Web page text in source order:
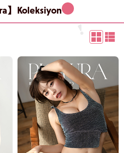
】Koleksiyon